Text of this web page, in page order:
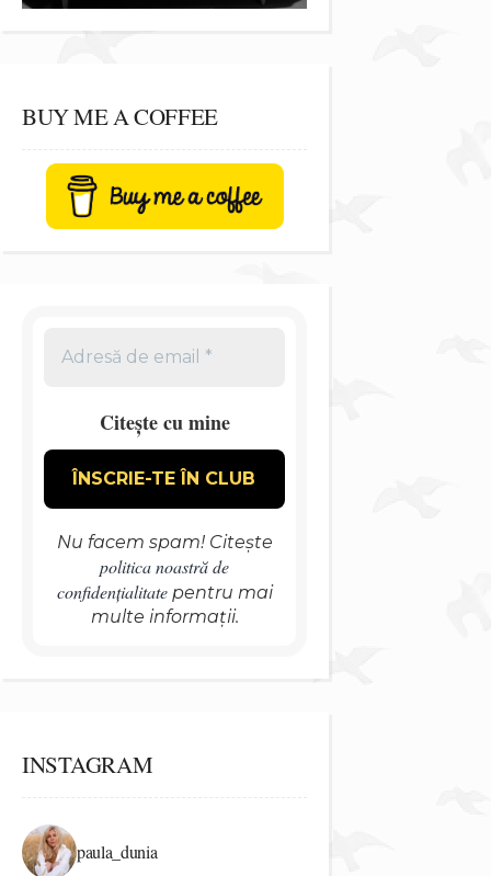
BUY ME A COFFEE
Citește cu mine
Nu facem spam! Citește
politica noastră de
confidențialitatepentru mai
multe informații.
INSTAGRAM
paula_dunia